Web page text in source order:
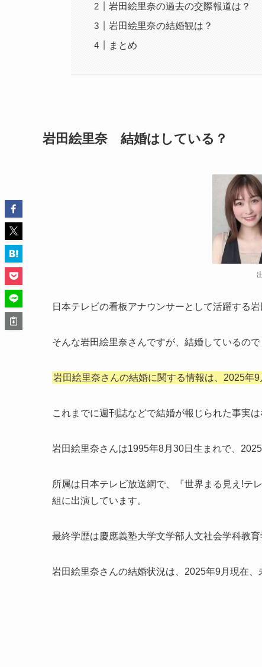
岩田絵里奈の過去の交際報道は？
岩田絵里奈の結婚観は？
まとめ
岩田絵里奈 結婚はしている？
日本テレビの看板アナウンサーとして活躍する岩
そんな岩田絵里奈さんですが、結婚しているので
岩田絵里奈さんの結婚に関する情報は、2025年9
これまでに週刊誌などで結婚が報じられた事実は
岩田絵里奈さんは1995年8月30日生まれで、
所属は日本テレビ放送網で、『世界まる見え!テ
組に出演しています。
最終学歴は慶應義塾大学文学部人文社会学科教育
岩田絵里奈さんの結婚状況は、2025年9月現在、